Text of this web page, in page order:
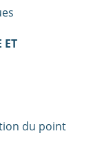
ET
du point